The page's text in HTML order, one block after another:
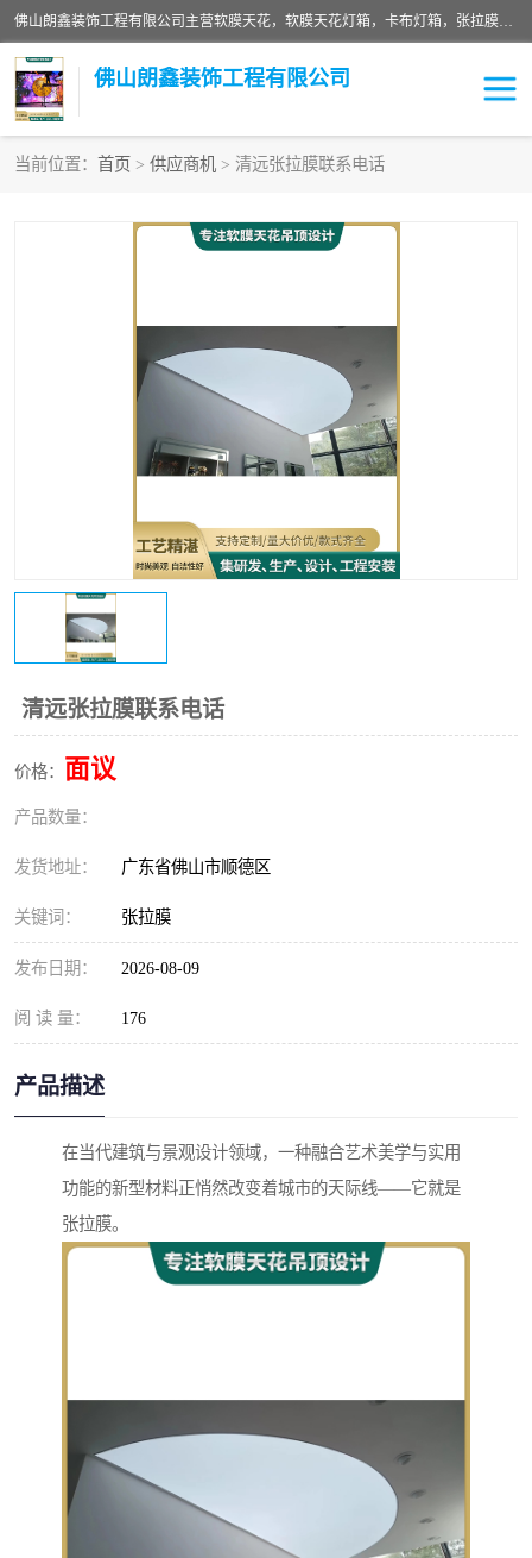
佛山朗鑫装饰工程有限公司主营软膜天花，软膜天花灯箱，卡布灯箱，张拉膜等产品，价格实惠，支持定制；公司专业装饰铺面，家居，会展特装，软膜等工程，技能精良人员，安装快、价格合理，质量保证、热诚与各方有识人士合作，欢迎新老客户来电咨询。
佛山朗鑫装饰工程有限公司
当前位置： 首页 > 供应商机 > 清远张拉膜联系电话
清远张拉膜联系电话
价格： 面议
产品数量：
发货地址： 广东省佛山市顺德区
关键词： 张拉膜
发布日期： 2026-08-09
阅 读 量： 176
产品描述
在当代建筑与景观设计领域，一种融合艺术美学与实用
功能的新型材料正悄然改变着城市的天际线——它就是
张拉膜。